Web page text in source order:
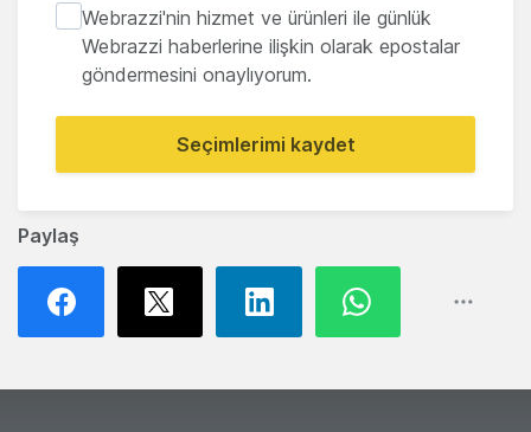
Paylaş
Webrazzi'nin hizmet ve ürünleri ile günlük
Webrazzi haberlerine ilişkin olarak epostalar
göndermesini onaylıyorum.
Seçimlerimi kaydet